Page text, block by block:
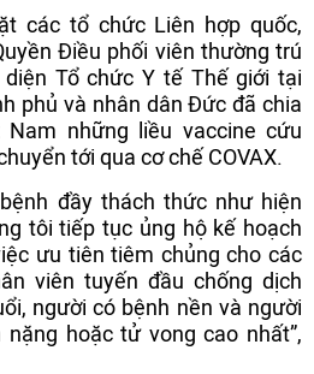
các tổ chức Liên hợp quốc,
Điều phối viên thường trú
Tổ chức Y tế Thế giới tại
phủ và nhân dân Đức đã chia
những liều vaccine cứu
tới qua cơ chế COVAX.
đầy thách thức như hiện
tôi tiếp tục ủng hộ kế hoạch
ưu tiên tiêm chủng cho các
viên tuyến đầu chống dịch
người có bệnh nền và người
hoặc tử vong cao nhất”,